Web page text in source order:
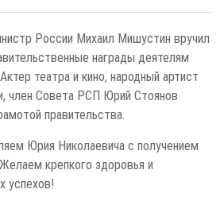
России Михаил Мишустин вручил
награды деятелям
театра и кино, народный артист
член Совета РСП Юрий Стоянов
правительства.
Юрия Николаевича с получением
крепкого здоровья и
успехов!